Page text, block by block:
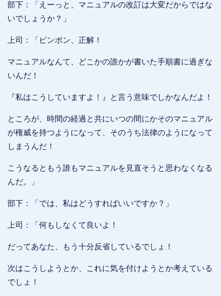
部下：「えーっと、マニュアルの改訂は大変だからではな
いでしょうか？」
上司：「ピンポン、正解！
マニュアルなんて、どこかの誰かが書いた手順書に過ぎな
いんだ！
『私はこうしていますよ！』と言う意味でしかなんだよ！
ところが、時間の経過と共にいつの間にかそのマニュアル
が権威を持つようになって、そのうち法律のようになって
しまうんだ！
こうなるともう誰もマニュアルを見直そうと思わなくなる
んだ。」
部下：「では、私はどうすればいいですか？」
上司：「何もしなくて良いよ！
だってあなた、もう十分反省しているでしょ！
次はこうしようとか、これに気を付けようとか考えている
でしょ！